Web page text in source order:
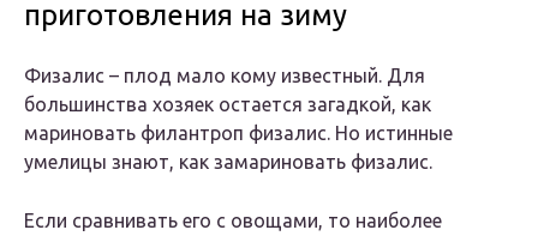
приготовления на зиму
Физалис – плод мало кому известный. Для
большинства хозяек остается загадкой, как
мариновать филантроп физалис. Но истинные
умелицы знают, как замариновать физалис.
Если сравнивать его с овощами, то наиболее